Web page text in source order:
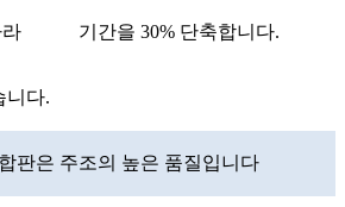
기간을 30% 단축합니다.
니다.
판은 주조의 높은 품질입니다